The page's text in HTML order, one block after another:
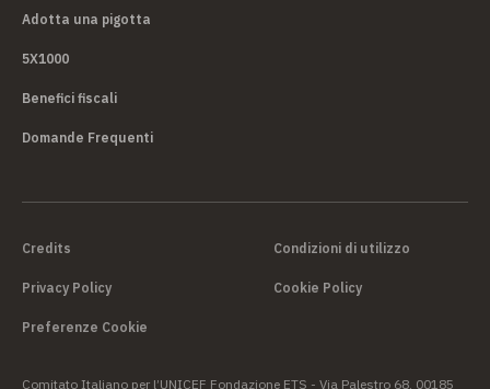
Adotta una pigotta
5X1000
Benefici fiscali
Domande Frequenti
Credits Condizioni di utilizzo
Privacy Policy Cookie Policy
Preferenze Cookie
Comitato Italiano per l’UNICEF Fondazione ETS - Via Palestro 68, 00185